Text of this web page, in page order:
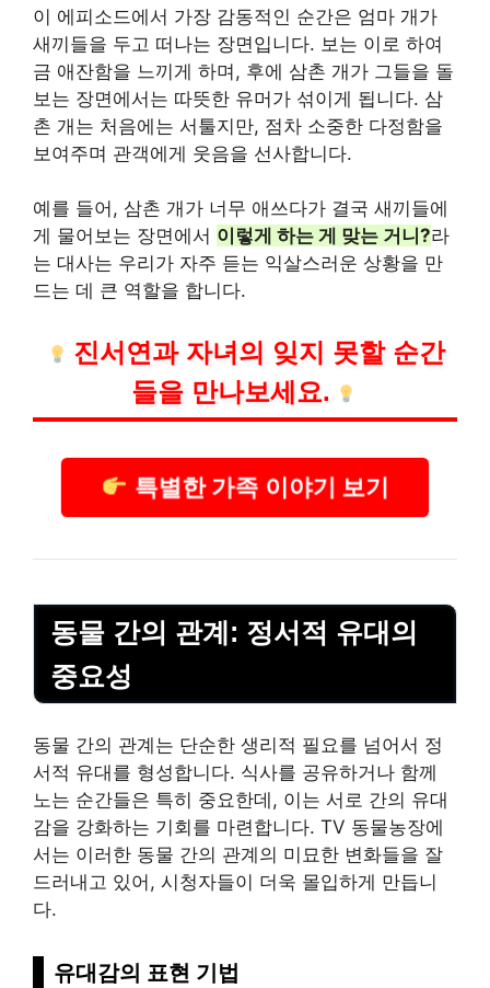
이 에피소드에서 가장 감동적인 순간은 엄마 개가
새끼들을 두고 떠나는 장면입니다. 보는 이로 하여
금 애잔함을 느끼게 하며, 후에 삼촌 개가 그들을 돌
보는 장면에서는 따뜻한 유머가 섞이게 됩니다. 삼
촌 개는 처음에는 서툴지만, 점차 소중한 다정함을
보여주며 관객에게 웃음을 선사합니다.
예를 들어, 삼촌 개가 너무 애쓰다가 결국 새끼들에
게 물어보는 장면에서 이렇게 하는 게 맞는 거니?라
는 대사는 우리가 자주 듣는 익살스러운 상황을 만
드는 데 큰 역할을 합니다.
진서연과 자녀의 잊지 못할 순간
들을 만나보세요.
특별한 가족 이야기 보기
동물 간의 관계: 정서적 유대의
중요성
동물 간의 관계는 단순한 생리적 필요를 넘어서 정
서적 유대를 형성합니다. 식사를 공유하거나 함께
노는 순간들은 특히 중요한데, 이는 서로 간의 유대
감을 강화하는 기회를 마련합니다. TV 동물농장에
서는 이러한 동물 간의 관계의 미묘한 변화들을 잘
드러내고 있어, 시청자들이 더욱 몰입하게 만듭니
다.
유대감의 표현 기법